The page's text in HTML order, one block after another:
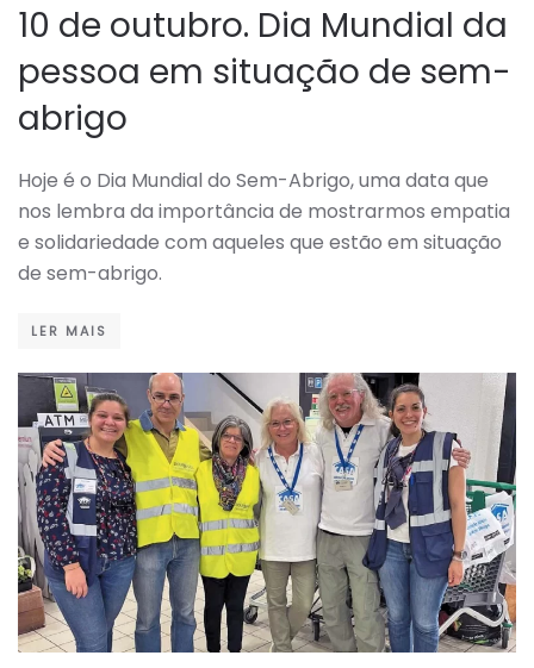
10 de outubro. Dia Mundial da
pessoa em situação de sem-
abrigo
Hoje é o Dia Mundial do Sem-Abrigo, uma data que
nos lembra da importância de mostrarmos empatia
e solidariedade com aqueles que estão em situação
de sem-abrigo.
LER MAIS